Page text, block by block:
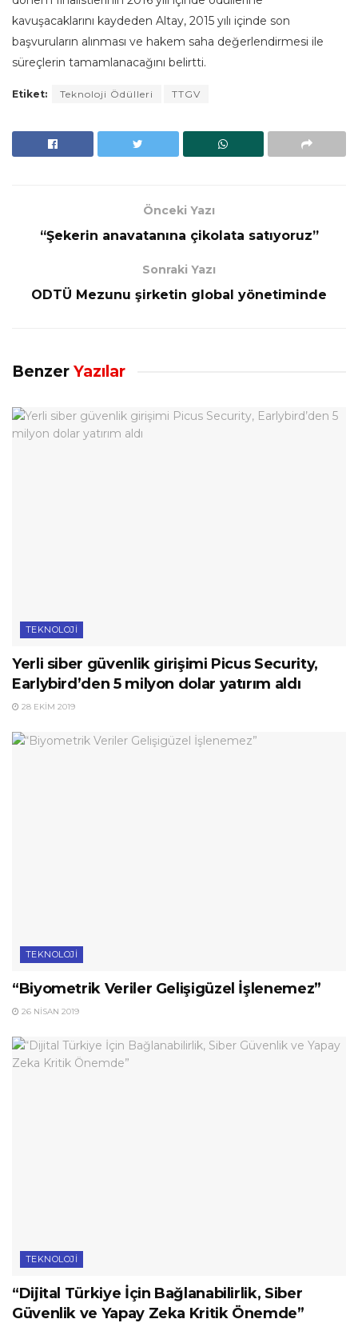
kavuşacaklarını kaydeden Altay, 2015 yılı içinde son
başvuruların alınması ve hakem saha değerlendirmesi ile
süreçlerin tamamlanacağını belirtti.
Etiket: Teknoloji Ödülleri TTGV
Önceki Yazı
“Şekerin anavatanına çikolata satıyoruz”
Sonraki Yazı
ODTÜ Mezunu şirketin global yönetiminde
Benzer Yazılar
TEKNOLOJI
Yerli siber güvenlik girişimi Picus Security,
Earlybird’den 5 milyon dolar yatırım aldı
28 EKIM 2019
TEKNOLOJI
“Biyometrik Veriler Gelişigüzel İşlenemez”
26 NISAN 2019
TEKNOLOJI
“Dijital Türkiye İçin Bağlanabilirlik, Siber
Güvenlik ve Yapay Zeka Kritik Önemde”